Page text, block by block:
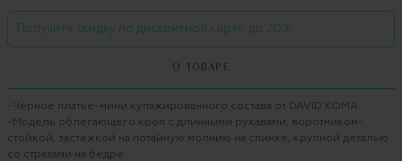
Получите скидку по дисконтной карте до 20%
О ТОВАРЕ
-Черное платье-мини купажированного состава от DAVID KOMA.
-Модель облегающего кроя с длинными рукавами, воротником-
стойкой, застежкой на потайную молнию на спинке, крупной деталью
со стразами на бедре.